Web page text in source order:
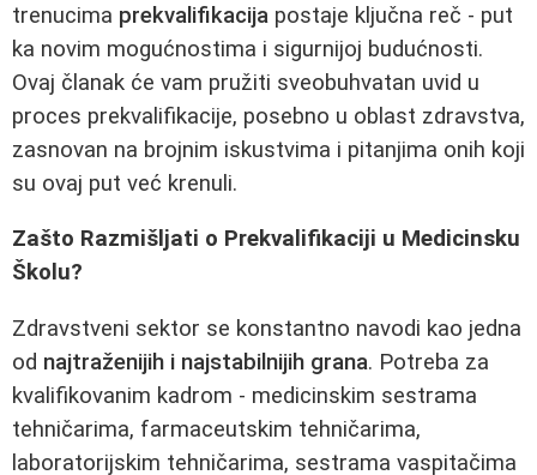
trenucima prekvalifikacija postaje ključna reč - put
ka novim mogućnostima i sigurnijoj budućnosti.
Ovaj članak će vam pružiti sveobuhvatan uvid u
proces prekvalifikacije, posebno u oblast zdravstva,
zasnovan na brojnim iskustvima i pitanjima onih koji
su ovaj put već krenuli.
Zašto Razmišljati o Prekvalifikaciji u Medicinsku
Školu?
Zdravstveni sektor se konstantno navodi kao jedna
od najtraženijih i najstabilnijih grana. Potreba za
kvalifikovanim kadrom - medicinskim sestrama
tehničarima, farmaceutskim tehničarima,
laboratorijskim tehničarima, sestrama vaspitačima